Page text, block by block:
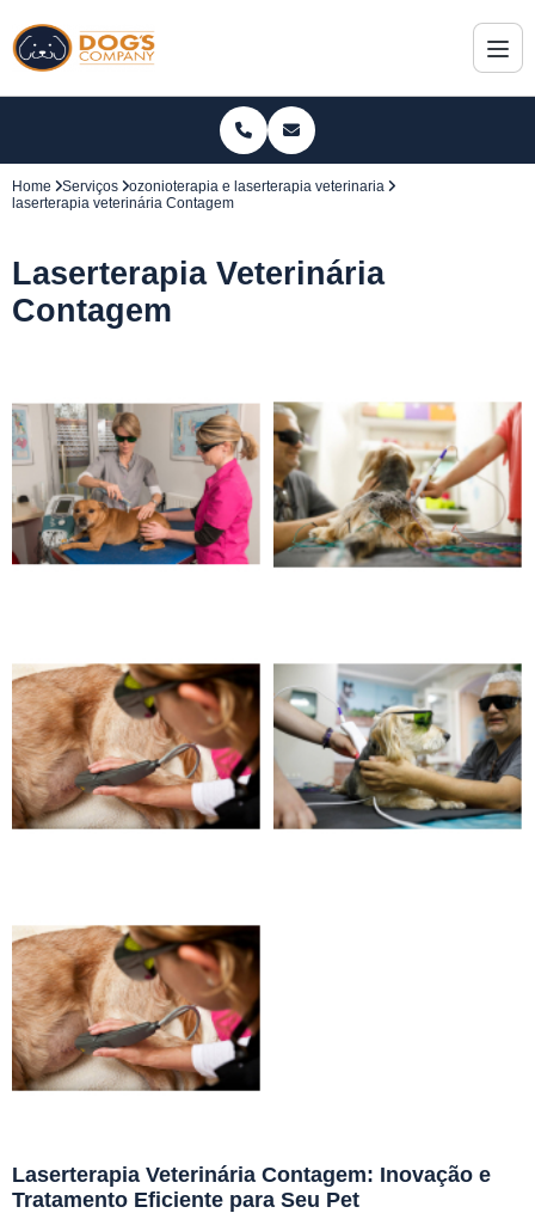
Home Serviços
ozonioterapia e laserterapia veterinaria
laserterapia veterinária Contagem
Laserterapia Veterinária
Contagem
Laserterapia Veterinária Contagem: Inovação e
Tratamento Eficiente para Seu Pet